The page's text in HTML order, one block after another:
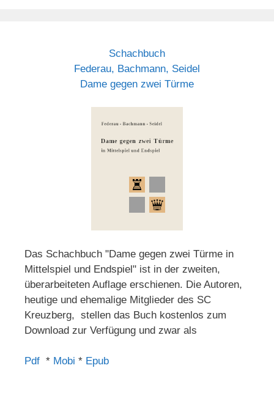
Schachbuch
Federau, Bachmann, Seidel
Dame gegen zwei Türme
Das Schachbuch "Dame gegen zwei Türme in
Mittelspiel und Endspiel" ist in der zweiten,
überarbeiteten Auflage erschienen. Die Autoren,
heutige und ehemalige Mitglieder des SC
Kreuzberg, stellen das Buch kostenlos zum
Download zur Verfügung und zwar als
Pdf * Mobi * Epub